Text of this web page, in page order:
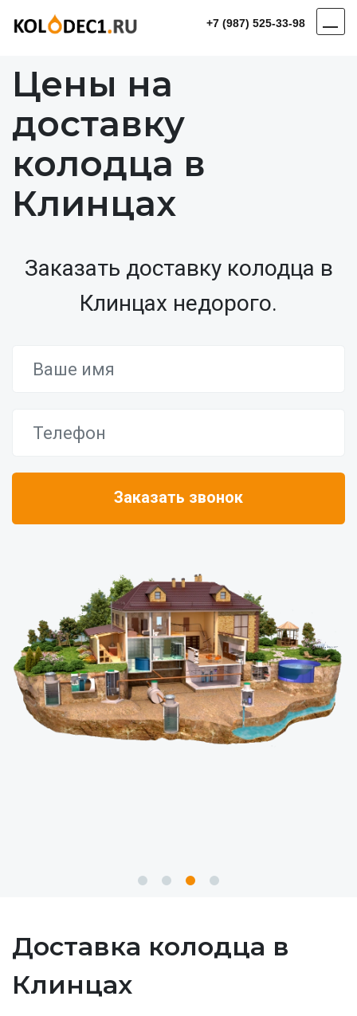
+7 (987) 525-33-98
Цены на
доставку
колодца в
Клинцах
Заказать доставку колодца в
Клинцах недорого.
Доставка колодца в
Клинцах